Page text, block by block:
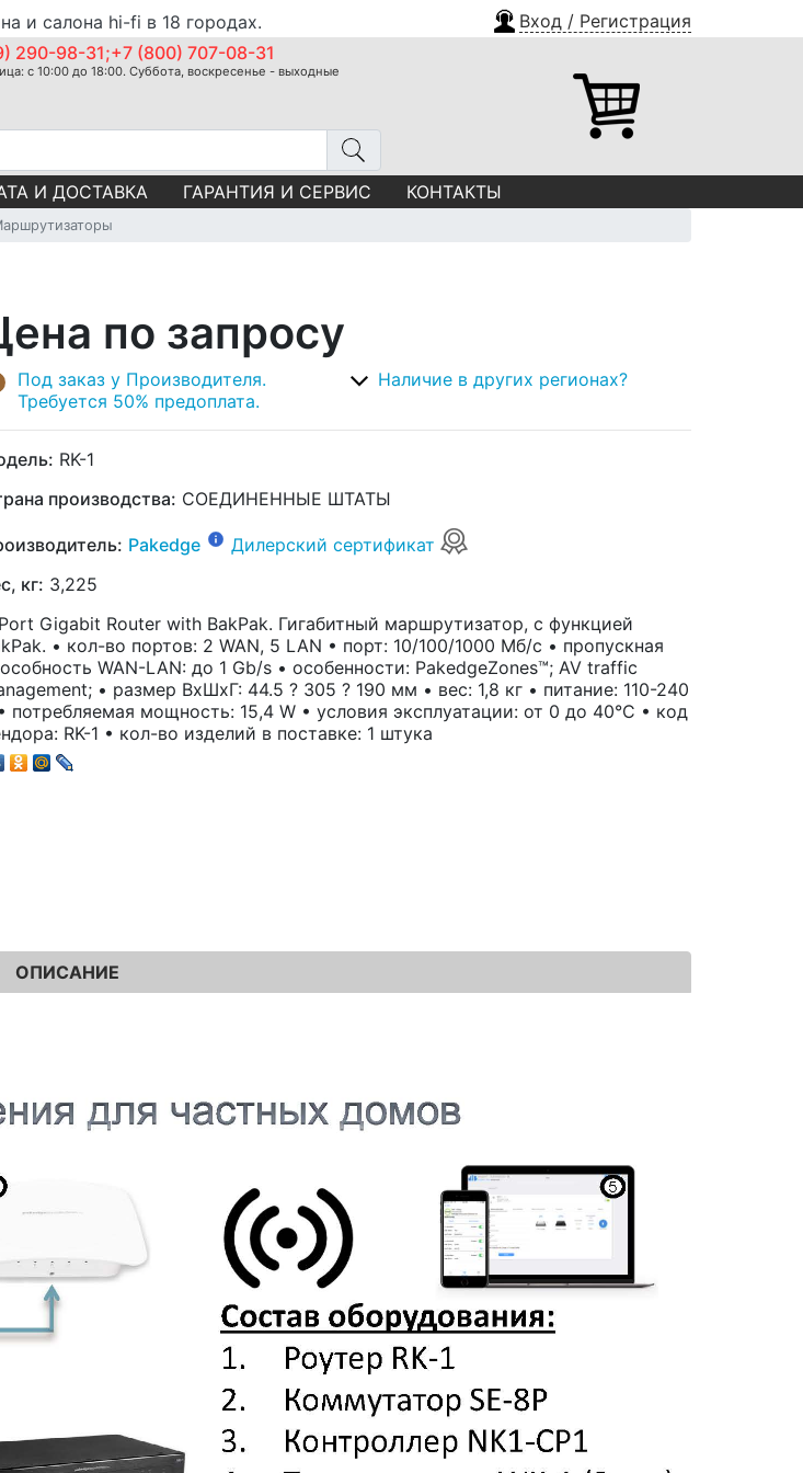
и салона hi-fi в 18 городах. Вход / Регистрация
290-98-31;+7 (800) 707-08-31
с 10:00 до 18:00. Суббота, воскресенье - выходные
И ДОСТАВКА ГАРАНТИЯ И СЕРВИС КОНТАКТЫ
по запросу
Под заказ у Производителя.
Требуется 50% предоплата.
Наличие в других регионах?
RK-1
производства: СОЕДИНЕННЫЕ ШТАТЫ
Pakedge
Дилерский сертификат
кг: 3,225
Gigabit Router with BakPak. Гигабитный маршрутизатор, с функцией
• кол-во портов: 2 WAN, 5 LAN • порт: 10/100/1000 Мб/с • пропускная
WAN-LAN: до 1 Gb/s • особенности: PakedgeZones™; AV traffic
• размер ВхШхГ: 44.5 ? 305 ? 190 мм • вес: 1,8 кг • питание: 110-240
потребляемая мощность: 15,4 W • условия эксплуатации: от 0 до 40°C • код
RK-1 • кол-во изделий в поставке: 1 штука
ОПИСАНИЕ